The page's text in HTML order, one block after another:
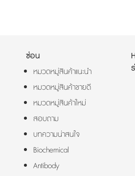
ซ่อน
หมวดหมู่สินค้าแนะนำ
หมวดหมู่สินค้าขายดี
หมวดหมู่สินค้าใหม่
สอบถาม
บทความน่าสนใจ
Biochemical
Antibody